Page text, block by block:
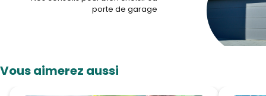
porte de garage
Vous aimerez aussi